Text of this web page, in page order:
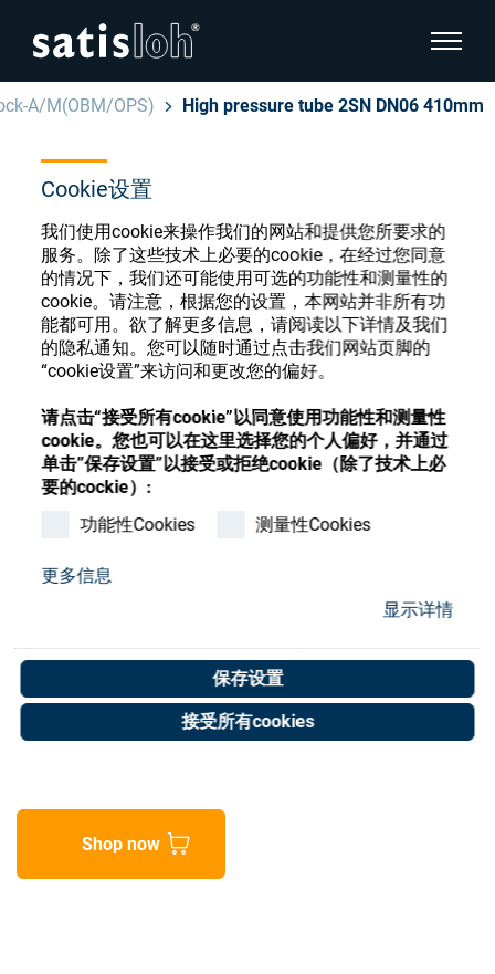
Cookie设置
我们使用cookie来操作我们的网站和提供您所要求的
服务。除了这些技术上必要的cookie，在经过您同意
的情况下，我们还可能使用可选的功能性和测量性的
cookie。请注意，根据您的设置，本网站并非所有功
能都可用。欲了解更多信息，请阅读以下详情及我们
的隐私通知。您可以随时通过点击我们网站页脚的
“cookie设置”来访问和更改您的偏好。
请点击“接受所有cookie”以同意使用功能性和测量性
cookie。您也可以在这里选择您的个人偏好，并通过
单击”保存设置”以接受或拒绝cookie（除了技术上必
要的cockie）:
功能性Cookies
测量性Cookies
更多信息
显示详情
保存设置
接受所有cookies
显示页
汉语
眼镜光学
精密光学
我们是谁
加入我们
隐藏页面导航
English
Deutsch
Español
Français
A/M(OBM/OPS) High pressure tube 2SN DN06 410mm
眼镜光学耗材商店
注册或登录以访问您的帐户，并了解我们的各
种眼镜光学耗材
注册 登录
High pressure tube 2SN
DN06 410mm
Art. No. 30051221
Unit of measure : Piece
Shop now